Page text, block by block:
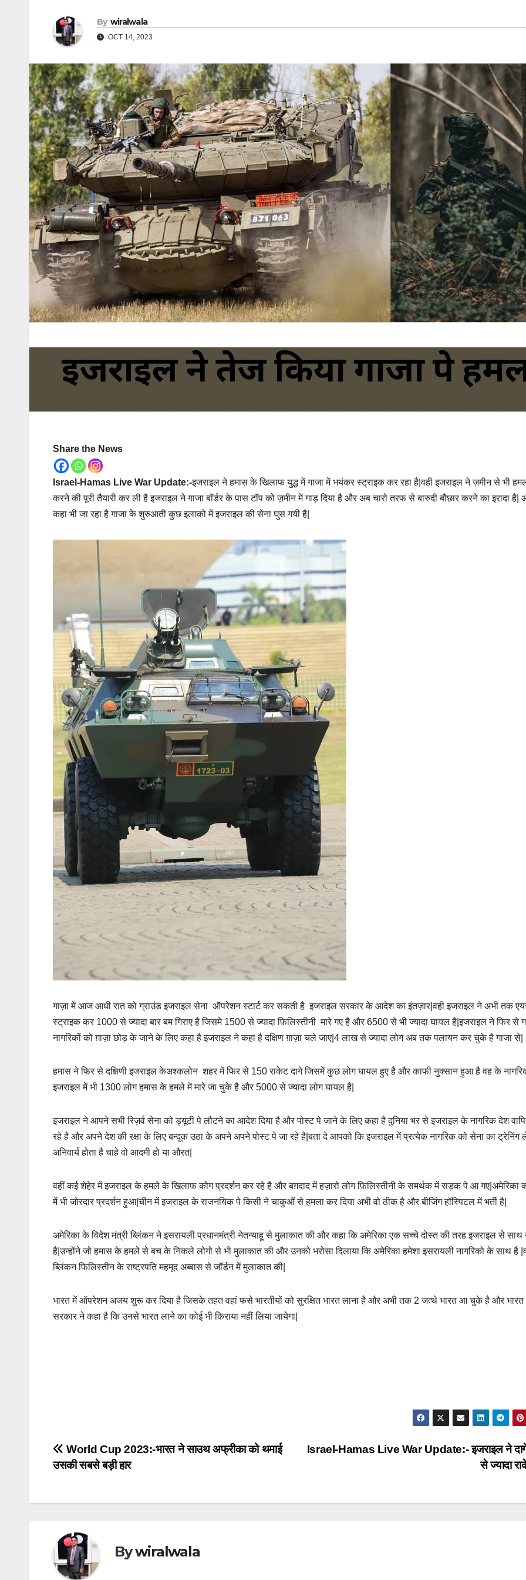
By wiralwala
OCT 14, 2023
Share the News
Israel-Hamas Live War Update:-इजराइल ने हमास के खिलाफ युद्ध में गाजा में भयंकर स्ट्राइक कर रहा है|वही इजराइल ने ज़मीन से भी
करने की पूरी तैयारी कर ली है इजराइल ने गाजा बॉर्डर के पास टॉप को ज़मीन में गाड़ दिया है और अब चारो तरफ से बारुदी बौछार करने का इरादा है|
कहा भी जा रहा है गाजा के शुरुआती कुछ इलाको में इजराइल की सेना घुस गयी है|
गाज़ा में आज आधी रात को ग्राउंड इजराइल सेना ऑपरेशन स्टार्ट कर सकती है इजराइल सरकार के आदेश का इंतज़ार|वही इजराइल ने अभी तक
स्ट्राइक कर 1000 से ज्यादा बार बम गिराए है जिसमे 1500 से ज्यादा फ़िलिस्तीनी मारे गए है और 6500 से भी ज्यादा घायल है|इजराइल ने फिर से
नागरिकों को ग़ाज़ा छोड़ के जाने के लिए कहा है इजराइल ने कहा है दक्षिण ग़ाज़ा चले जाए|4 लाख से ज्यादा लोग अब तक पलायन कर चुके है गाजा से|
हमास ने फिर से दक्षिणी इजराइल केअश्कलोन शहर में फिर से 150 राकेट दागे जिसमें कुछ लोग घायल हुए है और काफी नुक्सान हुआ है वह के
इजराइल में भी 1300 लोग हमास के हमले में मारे जा चुके है और 5000 से ज्यादा लोग घायल है|
इजराइल ने आपने सभी रिज़र्व सेना को ड्यूटी पे लौटने का आदेश दिया है और पोस्ट पे जाने के लिए कहा है दुनिया भर से इजराइल के नागरिक देश
रहे है और अपने देश की रक्षा के लिए बन्दूक उठा के अपने अपने पोस्ट पे जा रहे है|बता दे आपको कि इजराइल में प्रत्येक नागरिक को सेना का ट्रेनिंग
अनिवार्य होता है चाहे वो आदमी हो या औरत|
वहीं कई शेहेर में इजराइल के हमले के खिलाफ कोग प्रदर्शन कर रहे है और बग़दाद में हज़ारो लोग फ़िलिस्तीनी के समर्थक में सड़क पे आ गए|अमेरिका
में भी जोरदार प्रदर्शन हुआ|चीन में इजराइल के राजनयिक पे किसी ने चाकुओं से हमला कर दिया अभी वो ठीक है और बीजिंग हॉस्पिटल में भर्ती है|
अमेरिका के विदेश मंत्री ब्लिंकन ने इसरायली प्रधानमंत्री नेतन्याहू से मुलाकात की और कहा कि अमेरिका एक सच्चे दोस्त की तरह इजराइल से साथ
है|उन्होंने जो हमास के हमले से बच के निकले लोगो से भी मुलाकात की और उनको भरोसा दिलाया कि अमेरिका हमेशा इसरायली नागरिको के साथ है
ब्लिंकन फिलिस्तीन के राष्ट्रपति महमूद अब्बास से जॉर्डन में मुलाकात की|
भारत में ऑपरेशन अजय शुरू कर दिया है जिसके तहत वहां फसे भारतीयों को सुरक्षित भारत लाना है और अभी तक 2 जत्थे भारत आ चुके है और भारत
सरकार ने कहा है कि उनसे भारत लाने का कोई भी किराया नहीं लिया जायेगा|
Post
navigation
Israel-Hamas Live War Update:- इजराइल ने
से ज्यादा
World Cup 2023:-भारत ने साउथ अफ्रीका को थमाई
उसकी सबसे बड़ी हार
Bywiralwala